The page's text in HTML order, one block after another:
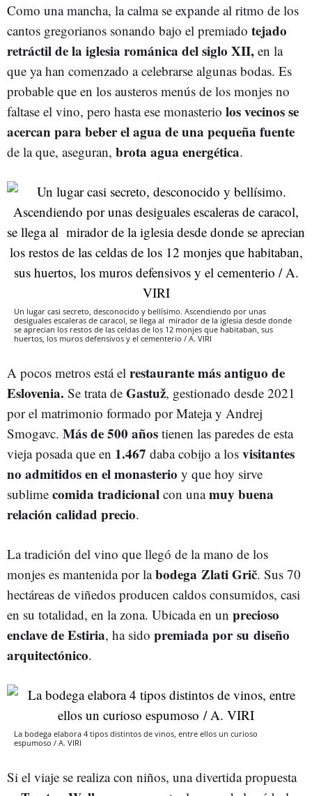
Como una mancha, la calma se expande al ritmo de los
cantos gregorianos sonando bajo el premiado tejado
retráctilde la iglesia románica del siglo XII, en la
que ya han comenzado a celebrarse algunas bodas. Es
probable que en los austeros menús de los monjes no
faltase el vino, pero hasta ese monasterio losvecinos se
acercanpara beberel agua de una pequeña fuente
de la que, aseguran, brota agua energética.
Un lugar casi secreto, desconocido y bellísimo. Ascendiendo por unas
desiguales escaleras de caracol, se llega al mirador de la iglesia desde donde
se aprecian los restos de las celdas de los 12 monjes que habitaban, sus
huertos, los muros defensivos y el cementerio / A. VIRI
A pocos metros está el restaurantemásantiguo de
Eslovenia. Se trata de Gastuž, gestionado desde 2021
por el matrimonio formado por Mateja y Andrej
Smogavc. Másde 500 años tienen las paredes de esta
vieja posada que en 1.467 daba cobijo a los visitantes
no admitidos enelmonasterio y que hoy sirve
sublime comida tradicional con unamuy buena
relacióncalidad precio.
La tradición del vino que llegó de la mano de los
monjes es mantenida por labodega ZlatiGrič. Sus 70
hectáreas de viñedos producen caldos consumidos, casi
en su totalidad, en la zona. Ubicada en un precioso
enclave deEstiria, ha sido premiada por su diseño
arquitectónico.
La bodega elabora 4 tipos distintos de vinos, entre ellos un curioso
espumoso / A. VIRI
Si el viaje se realiza con niños, una divertida propuesta